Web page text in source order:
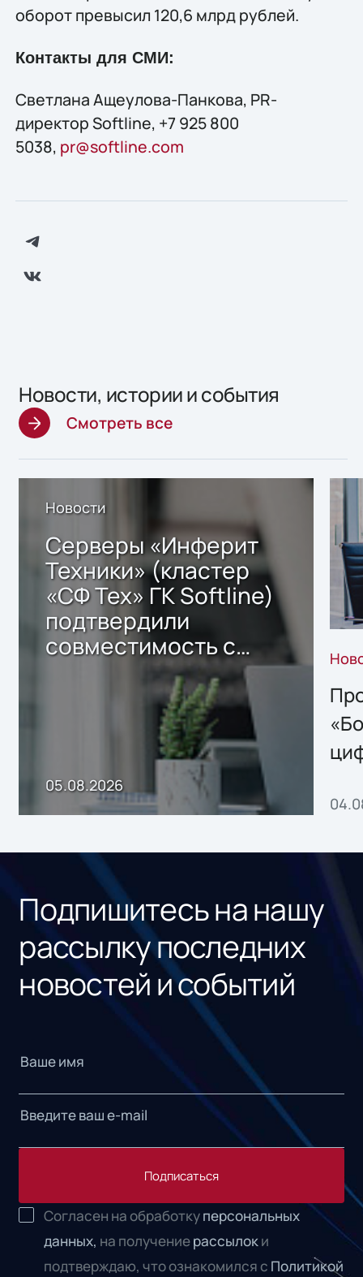
оборот превысил 120,6 млрд рублей.
Контакты для СМИ:
Светлана Ащеулова-Панкова, PR-
директор Softline, +7 925 800
5038, pr@softline.com
Новости, истории и события
Смотреть все
Новости
Серверы «Инферит
Техники» (кластер
«СФ Тех» ГК Softline)
подтвердили
совместимость с
решением Sharx
Storage 2.x для
хранения данных
05.08.2026
Подпишитесь на нашу
рассылку последних
новостей и событий
Подписаться
Согласен на обработкуперсональных
данных, на получениерассылоки
подтверждаю, что ознакомился с Политикой